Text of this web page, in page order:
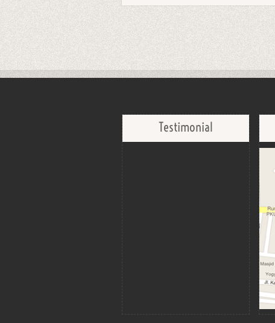
Testimonial